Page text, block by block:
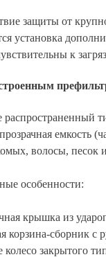
защиты от
установка
к
распространенный
емкость
волосы, песок
особенности:
крышка из
корзина-сборник с
колесо закрытого